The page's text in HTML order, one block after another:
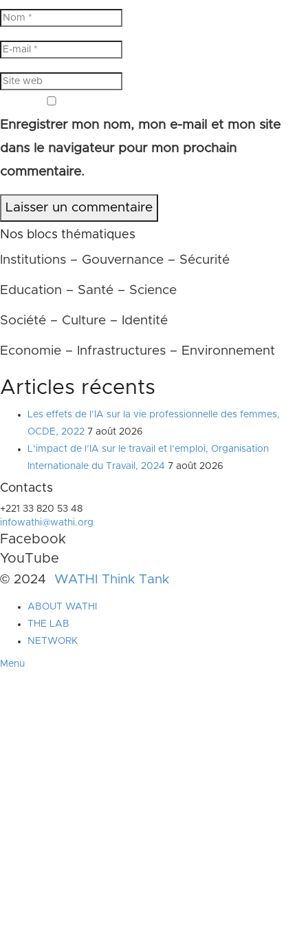
Enregistrer mon nom, mon e-mail et mon site
dans le navigateur pour mon prochain
commentaire.
Laisser un commentaire
Nos blocs thématiques
Institutions – Gouvernance – Sécurité
Education – Santé – Science
Société – Culture – Identité
Economie – Infrastructures – Environnement
Articles récents
Les effets de l’IA sur la vie professionnelle des femmes,
OCDE, 2022 7 août 2026
L’impact de l’IA sur le travail et l’emploi, Organisation
Internationale du Travail, 2024 7 août 2026
Contacts
+221 33 820 53 48
infowathi@wathi.org
Facebook
YouTube
© 2024 WATHI Think Tank
ABOUT WATHI
THE LAB
NETWORK
Menu